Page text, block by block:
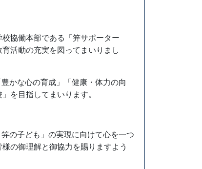
協働本部である「笄サポーター
活動の充実を図ってまいりまし
かな心の育成」「健康・体力の向
を目指してまいります。
の子ども」の実現に向けて心を一つ
の御理解と御協力を賜りますよう